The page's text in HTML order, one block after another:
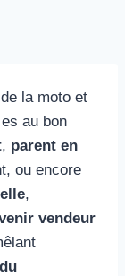
la moto et
au bon
, parent en
ou encore
,
vendeur